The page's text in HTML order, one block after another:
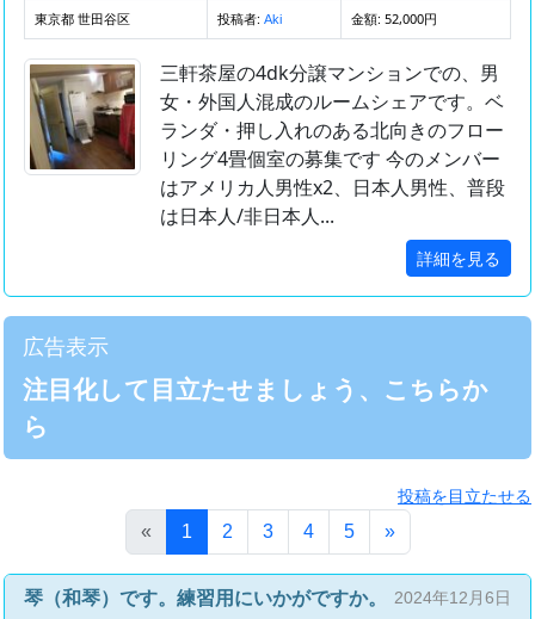
東京都 世田谷区 投稿者: Aki 金額: 52,000円
三軒茶屋の4dk分譲マンションでの、男
女・外国人混成のルームシェアです。ベ
ランダ・押し入れのある北向きのフロー
リング4畳個室の募集です 今のメンバー
はアメリカ人男性x2、日本人男性、普段
は日本人/非日本人...
詳細を見る
広告表示
注目化して目立たせましょう、こちらか
ら
投稿を目立たせる
« 1 (このページ)
2 3 4 5 »
琴（和琴）です。練習用にいかがですか。 2024年12月6日